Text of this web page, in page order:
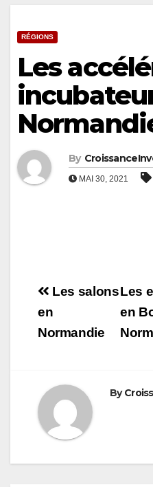
RÉGIONS
Les
By
MAI 30, 2021
Navigation
de
l’article
Les
en
Les salons
en
Normandie
By